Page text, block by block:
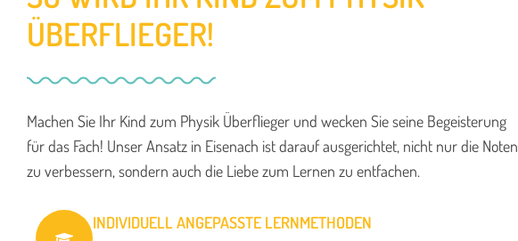
ÜBERFLIEGER!
Machen Sie Ihr Kind zum Physik Überflieger und wecken Sie seine Begeisterung
für das Fach! Unser Ansatz in Eisenach ist darauf ausgerichtet, nicht nur die Noten
zu verbessern, sondern auch die Liebe zum Lernen zu entfachen.
INDIVIDUELL ANGEPASSTE LERNMETHODEN